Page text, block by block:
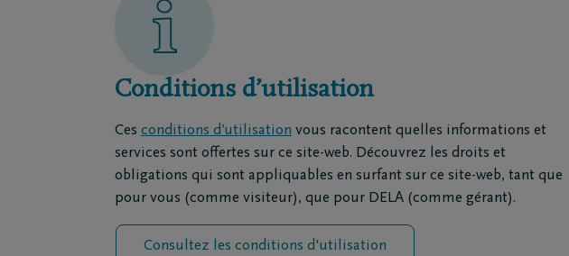
Coopérative DELA
Travailler chez DELA
Fonds DELA
Événements
Blog
Penser à demain
Conditions d’utilisation
Ces conditions d’utilisation vous racontent quelles informations et
services sont offertes sur ce site-web. Découvrez les droits et
obligations qui sont appliquables en surfant sur ce site-web, tant que
pour vous (comme visiteur), que pour DELA (comme gérant).
Consultez les conditions d'utilisation